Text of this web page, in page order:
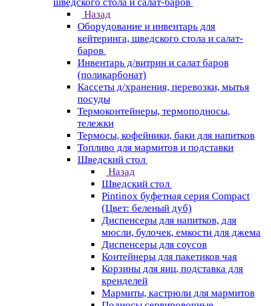
Назад
Оборудование и инвентарь для
кейтеринга, шведского стола и салат-
баров
Инвентарь д/витрин и салат баров
(поликарбонат)
Кассеты д/хранения, перевозки, мытья
посуды
Термоконтейнеры, термоподносы,
тележки
Термосы, кофейники, баки для напитков
Топливо для мармитов и подставки
Шведский стол
Назад
Шведский стол
Pintinox буфетная серия Compact
(Цвет: беленый дуб)
Диспенсеры для напитков, для
мюсли, булочек, емкости для джема
Диспенсеры для соусов
Контейнеры для пакетиков чая
Корзины для яиц, подставка для
кренделей
Мармиты, кастрюли для мармитов